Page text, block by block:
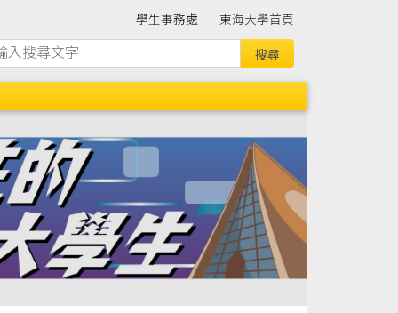
學生事務處 東海大學首頁